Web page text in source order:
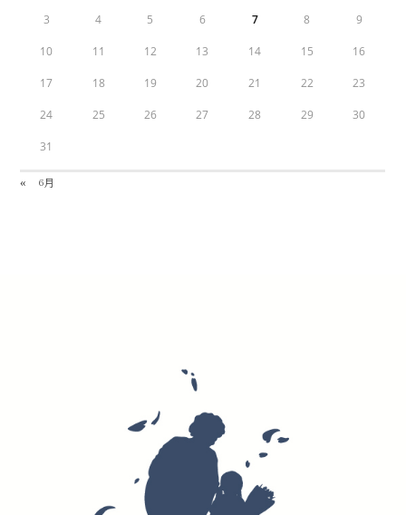
3 4 5 6 7 8 9
10 11 12 13 14 15 16
17 18 19 20 21 22 23
24 25 26 27 28 29 30
31
« 6月